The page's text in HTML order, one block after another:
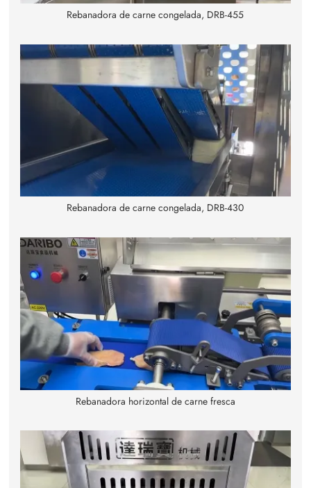
Rebanadora de carne congelada, DRB-455
Rebanadora de carne congelada, DRB-430
Rebanadora horizontal de carne fresca